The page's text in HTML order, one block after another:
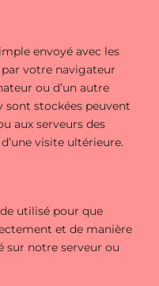
envoyé avec les
votre navigateur
ou d’un autre
sont stockées peuvent
aux serveurs des
visite ultérieure.
utilisé pour que
et de manière
sur notre serveur ou